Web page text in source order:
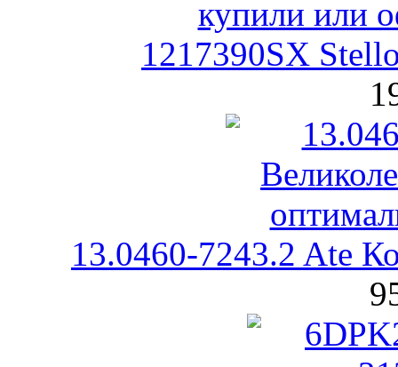
1217390SX
13.0460-7243.2 Ate